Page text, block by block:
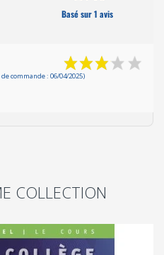
Basé sur 1 avis
commande : 06/04/2025)
COLLECTION